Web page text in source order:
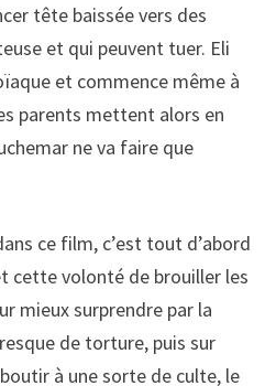
tête baissée vers des
et qui peuvent tuer. Eli
et commence même à
parents mettent alors en
ne va faire que
ce film, c’est tout d’abord
cette volonté de brouiller les
mieux surprendre par la
de torture, puis sur
à une sorte de culte, le